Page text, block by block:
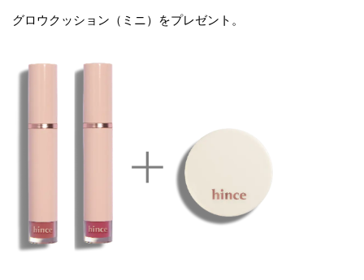
グロウクッション（ミニ）をプレゼント。